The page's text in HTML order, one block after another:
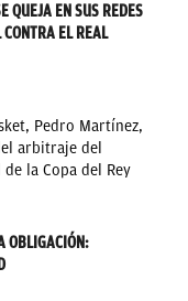
QUEJA EN SUS REDES
EL REAL
Pedro Martínez,
arbitraje del
la Copa del Rey
OBLIGACIÓN: